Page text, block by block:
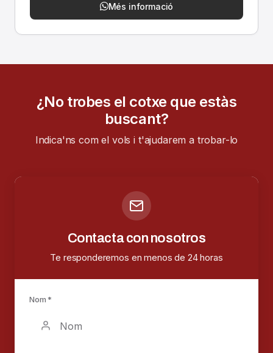
Més informació
¿No trobes el cotxe que estàs
buscant?
Indica'ns com el vols i t'ajudarem a trobar-lo
Contacta con nosotros
Te responderemos en menos de 24 horas
Nom *